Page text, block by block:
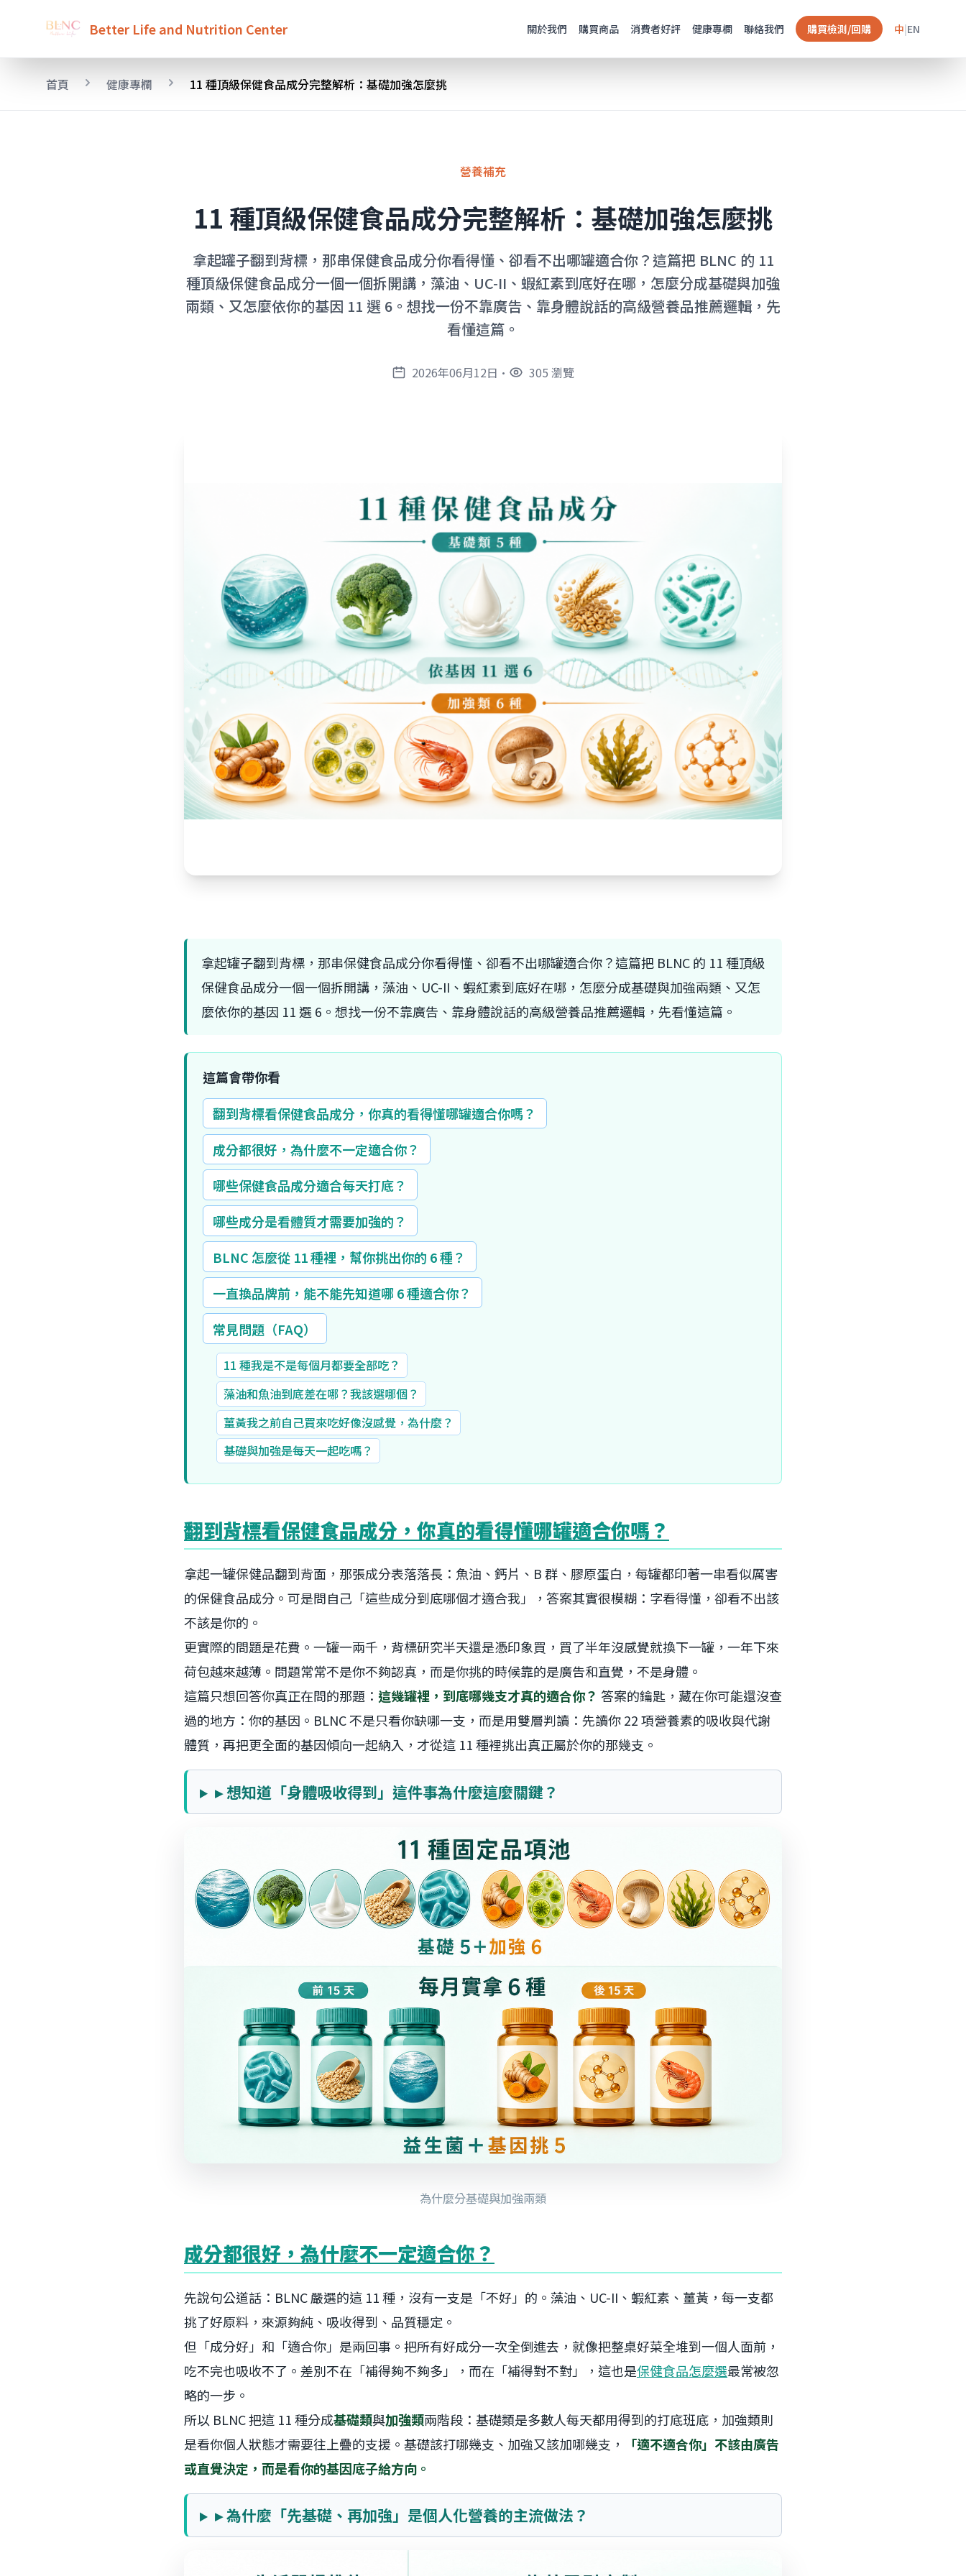
Better Life and Nutrition Center 關於我們 購買商品 消費者好評 健康專欄 聯絡我們 購買檢測/回購 中|EN
首頁 健康專欄 11 種頂級保健食品成分完整解析：基礎加強怎麼挑
營養補充
11 種頂級保健食品成分完整解析：基礎加強怎麼挑
拿起罐子翻到背標，那串保健食品成分你看得懂、卻看不出哪罐適合你？這篇把 BLNC 的 11
種頂級保健食品成分一個一個拆開講，藻油、UC-II、蝦紅素到底好在哪，怎麼分成基礎與加強
兩類、又怎麼依你的基因 11 選 6。想找一份不靠廣告、靠身體說話的高級營養品推薦邏輯，先
看懂這篇。
2026年06月12日 • 305 瀏覽
拿起罐子翻到背標，那串保健食品成分你看得懂、卻看不出哪罐適合你？這篇把 BLNC 的 11 種頂級
保健食品成分一個一個拆開講，藻油、UC-II、蝦紅素到底好在哪，怎麼分成基礎與加強兩類、又怎
麼依你的基因 11 選 6。想找一份不靠廣告、靠身體說話的高級營養品推薦邏輯，先看懂這篇。
這篇會帶你看
翻到背標看保健食品成分，你真的看得懂哪罐適合你嗎？
成分都很好，為什麼不一定適合你？
哪些保健食品成分適合每天打底？
哪些成分是看體質才需要加強的？
BLNC 怎麼從 11 種裡，幫你挑出你的 6 種？
一直換品牌前，能不能先知道哪 6 種適合你？
常見問題（FAQ）
11 種我是不是每個月都要全部吃？
藻油和魚油到底差在哪？我該選哪個？
薑黃我之前自己買來吃好像沒感覺，為什麼？
基礎與加強是每天一起吃嗎？
翻到背標看保健食品成分，你真的看得懂哪罐適合你嗎？
拿起一罐保健品翻到背面，那張成分表落落長：魚油、鈣片、B 群、膠原蛋白，每罐都印著一串看似厲害
的保健食品成分。可是問自己「這些成分到底哪個才適合我」，答案其實很模糊：字看得懂，卻看不出該
不該是你的。
更實際的問題是花費。一罐一兩千，背標研究半天還是憑印象買，買了半年沒感覺就換下一罐，一年下來
荷包越來越薄。問題常常不是你不夠認真，而是你挑的時候靠的是廣告和直覺，不是身體。
這篇只想回答你真正在問的那題： 這幾罐裡，到底哪幾支才真的適合你？ 答案的鑰匙，藏在你可能還沒查
過的地方：你的基因。BLNC 不是只看你缺哪一支，而是用雙層判讀：先讀你 22 項營養素的吸收與代謝
體質，再把更全面的基因傾向一起納入，才從這 11 種裡挑出真正屬於你的那幾支。
▸ 想知道「身體吸收得到」這件事為什麼這麼關鍵？
為什麼分基礎與加強兩類
成分都很好，為什麼不一定適合你？
先說句公道話：BLNC 嚴選的這 11 種，沒有一支是「不好」的。藻油、UC-II、蝦紅素、薑黃，每一支都
挑了好原料，來源夠純、吸收得到、品質穩定。
但「成分好」和「適合你」是兩回事。把所有好成分一次全倒進去，就像把整桌好菜全堆到一個人面前，
吃不完也吸收不了。差別不在「補得夠不夠多」，而在「補得對不對」，這也是保健食品怎麼選最常被忽
略的一步。
所以 BLNC 把這 11 種分成基礎類與加強類兩階段：基礎類是多數人每天都用得到的打底班底，加強類則
是看你個人狀態才需要往上疊的支援。基礎該打哪幾支、加強又該加哪幾支，
「適不適合你」不該由廣告
或直覺決定，而是看你的基因底子給方向。
▸ 為什麼「先基礎、再加強」是個人化營養的主流做法？